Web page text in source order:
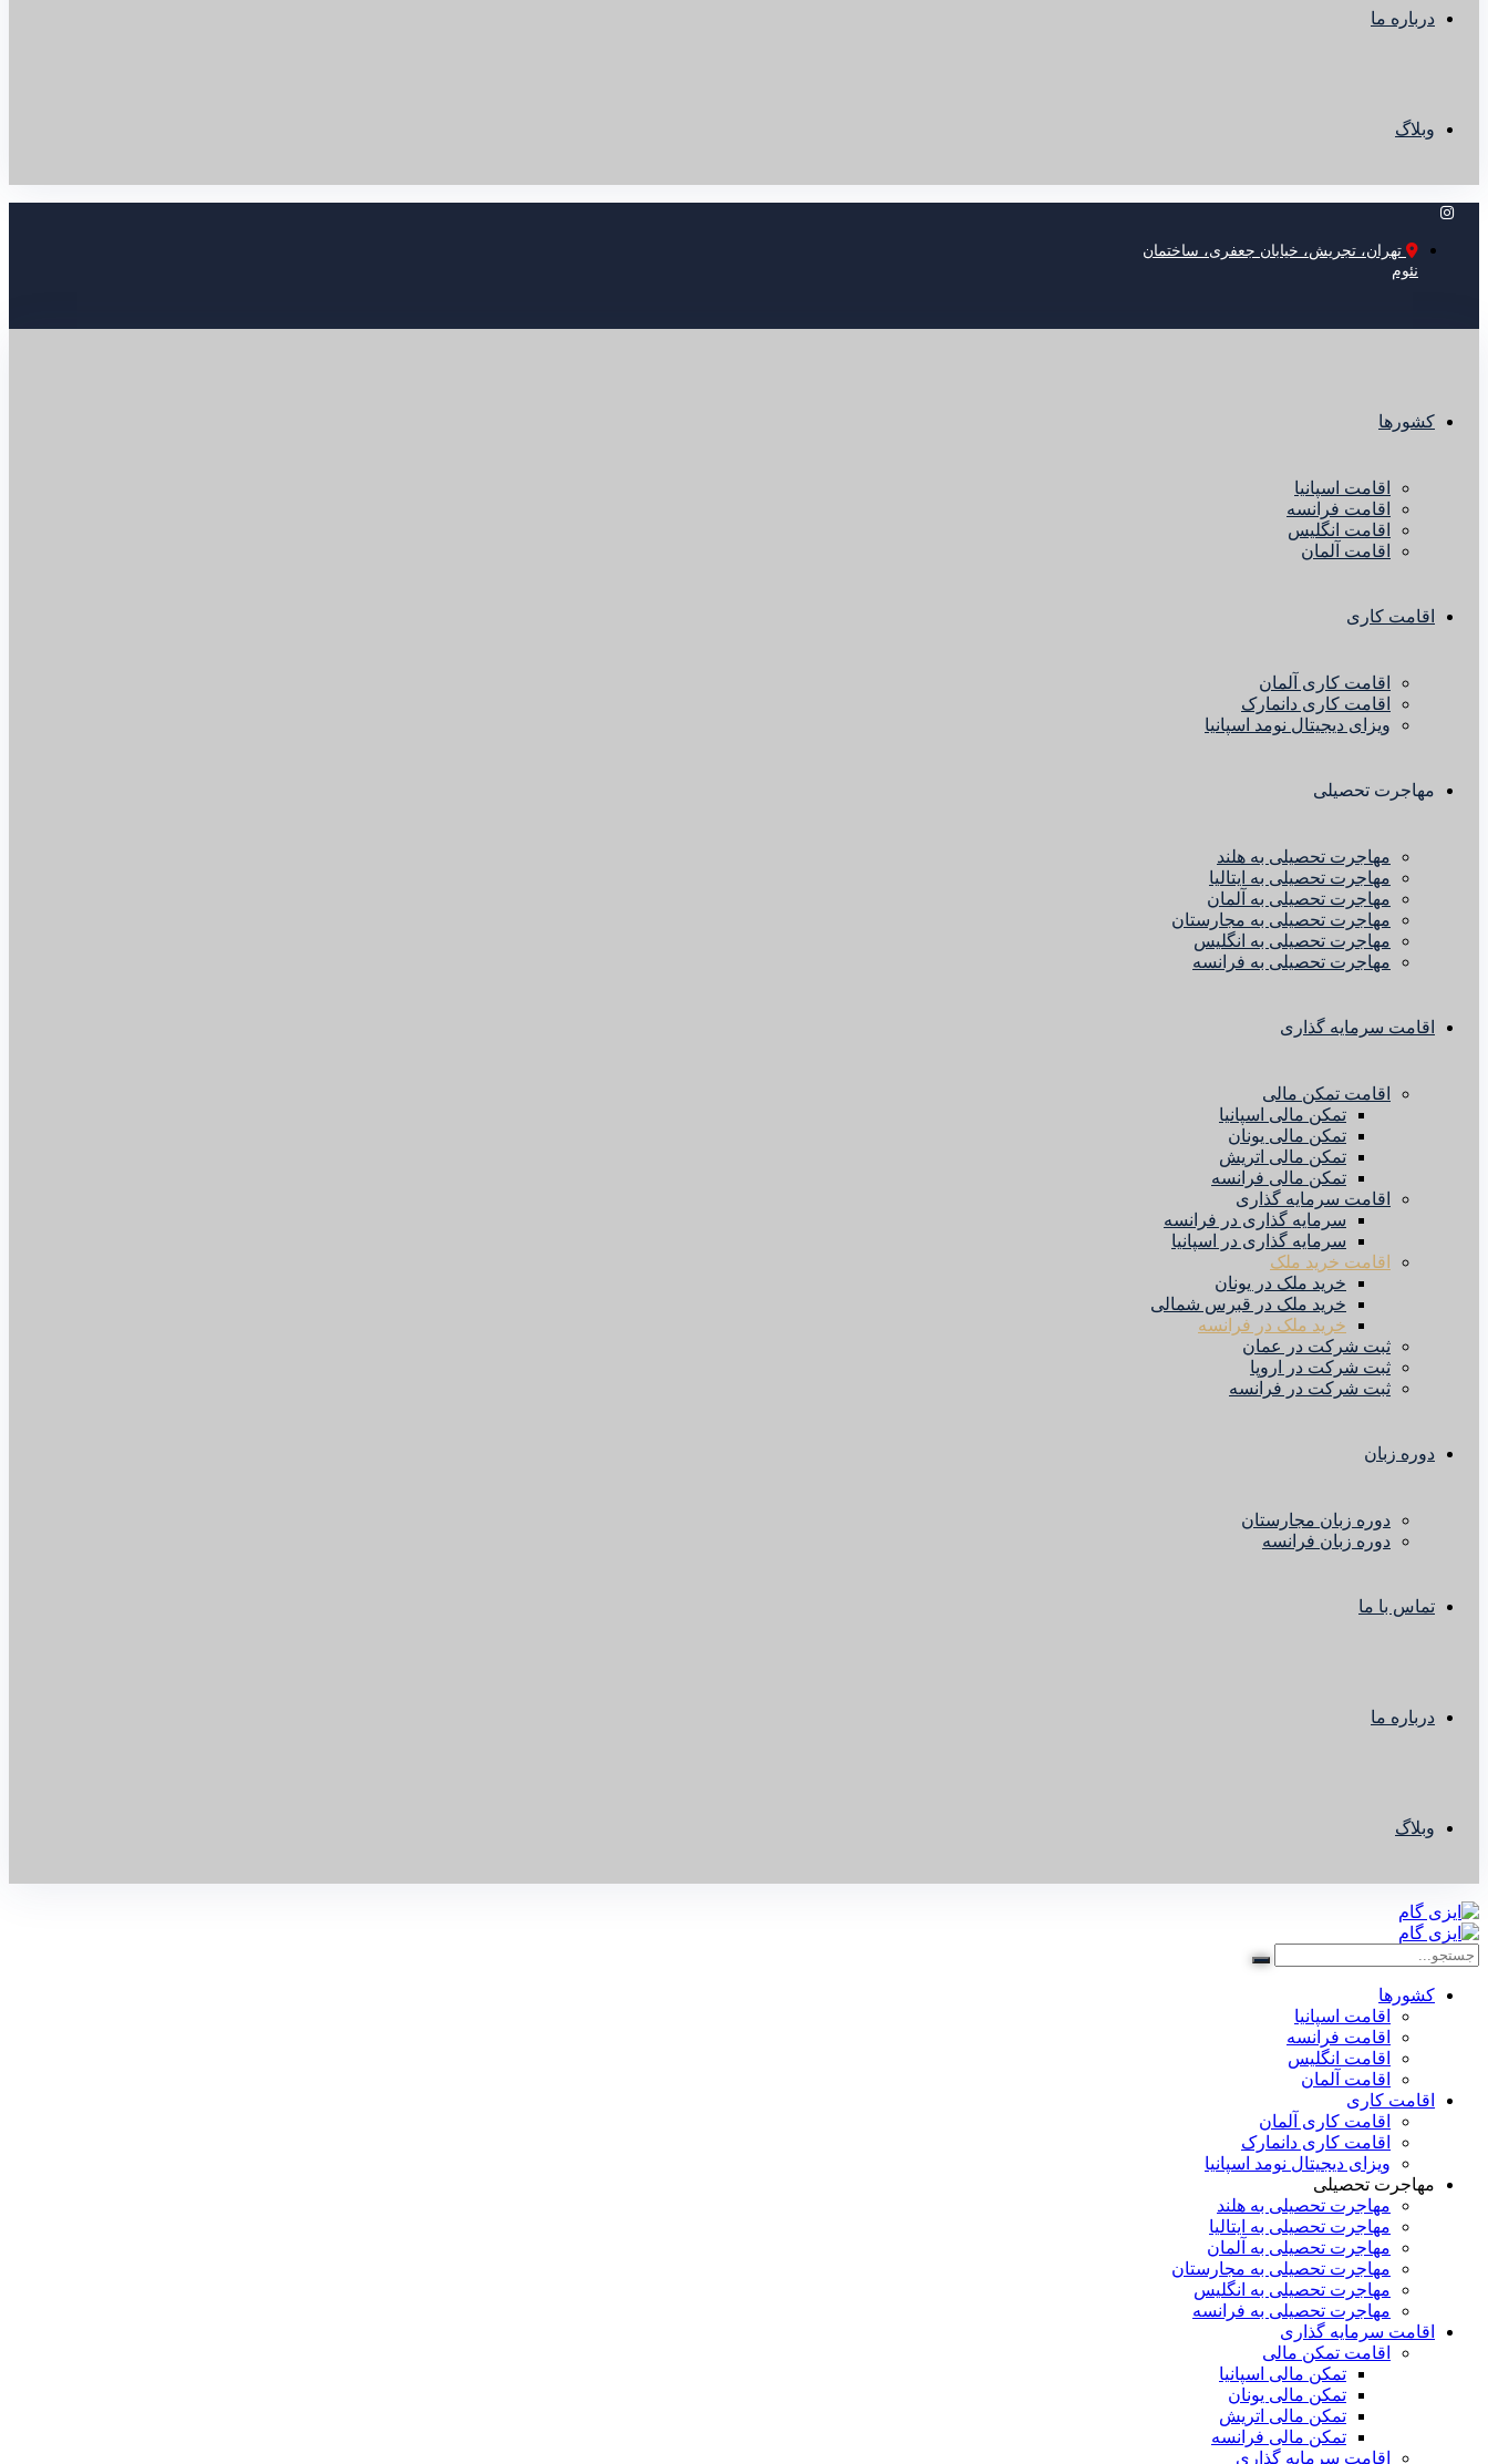
درباره ما
وبلاگ
تهران، تجریش، خیابان جعفری، ساختمان
نئوم
کشورها
اقامت اسپانیا
اقامت فرانسه
اقامت انگلیس
اقامت آلمان
اقامت کاری
اقامت کاری آلمان
اقامت کاری دانمارک
ویزای دیجیتال نومد اسپانیا
مهاجرت تحصیلی
مهاجرت تحصیلی به هلند
مهاجرت تحصیلی به ایتالیا
مهاجرت تحصیلی به آلمان
مهاجرت تحصیلی به مجارستان
مهاجرت تحصیلی به انگلیس
مهاجرت تحصیلی به فرانسه
اقامت سرمایه گذاری
اقامت تمکن مالی
تمکن مالی اسپانیا
تمکن مالی یونان
تمکن مالی اتریش
تمکن مالی فرانسه
اقامت سرمایه گذاری
سرمایه گذاری در فرانسه
سرمایه گذاری در اسپانیا
اقامت خرید ملک
خرید ملک در یونان
خرید ملک در قبرس شمالی
خرید ملک در فرانسه
ثبت شرکت در عمان
ثبت شرکت در اروپا
ثبت شرکت در فرانسه
دوره زبان
دوره زبان مجارستان
دوره زبان فرانسه
تماس با ما
درباره ما
وبلاگ
کشورها
اقامت اسپانیا
اقامت فرانسه
اقامت انگلیس
اقامت آلمان
اقامت کاری
اقامت کاری آلمان
اقامت کاری دانمارک
ویزای دیجیتال نومد اسپانیا
مهاجرت تحصیلی
مهاجرت تحصیلی به هلند
مهاجرت تحصیلی به ایتالیا
مهاجرت تحصیلی به آلمان
مهاجرت تحصیلی به مجارستان
مهاجرت تحصیلی به انگلیس
مهاجرت تحصیلی به فرانسه
اقامت سرمایه گذاری
اقامت تمکن مالی
تمکن مالی اسپانیا
تمکن مالی یونان
تمکن مالی اتریش
تمکن مالی فرانسه
اقامت سرمایه گذاری